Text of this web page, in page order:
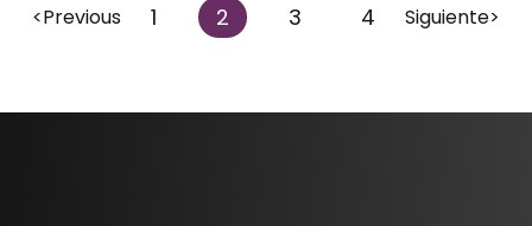
<Previous 1 2 3 4 Siguiente>